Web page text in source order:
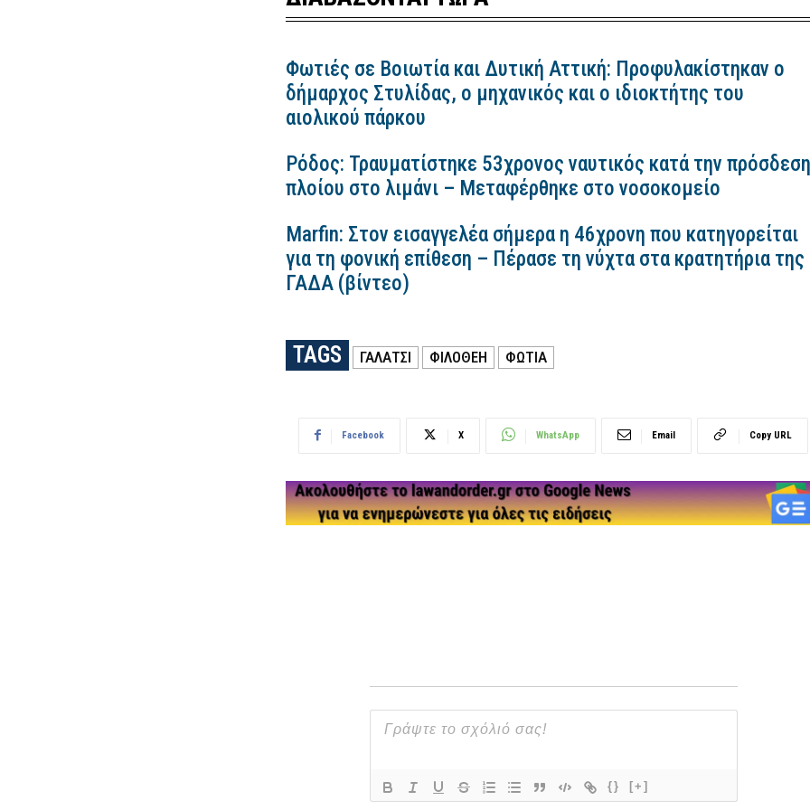
Φωτιές σε Βοιωτία και Δυτική Αττική: Προφυλακίστηκαν ο
δήμαρχος Στυλίδας, ο μηχανικός και ο ιδιοκτήτης του
αιολικού πάρκου
Ρόδος: Τραυματίστηκε 53χρονος ναυτικός κατά την πρόσδεση
πλοίου στο λιμάνι – Μεταφέρθηκε στο νοσοκομείο
Marfin: Στον εισαγγελέα σήμερα η 46χρονη που κατηγορείται
για τη φονική επίθεση – Πέρασε τη νύχτα στα κρατητήρια της
ΓΑΔΑ (βίντεο)
TAGS ΓΑΛΑΤΣΙ ΦΙΛΟΘΕΗ ΦΩΤΙΑ
Facebook X WhatsApp Email Copy URL
{} [+]